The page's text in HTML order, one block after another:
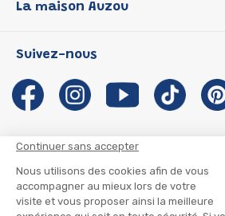
Continuer sans accepter
Nous utilisons des cookies afin de vous
accompagner au mieux lors de votre
visite et vous proposer ainsi la meilleure
P'tit Loup
Les Influenceuses
Migali
Petite Taupe
La maison Auzou
Notre histoire
Auzou s'engage
Auteurs et illustrateurs Auzou
Suivre mon colis
Infos consommateur
Suivez-nous
CGU
CGV